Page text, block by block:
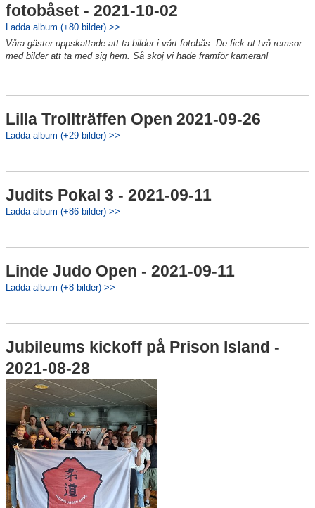
fotobåset - 2021-10-02
Ladda album (+80 bilder) >>
Våra gäster uppskattade att ta bilder i vårt fotobås. De fick ut två remsor
med bilder att ta med sig hem. Så skoj vi hade framför kameran!
Lilla Trollträffen Open 2021-09-26
Ladda album (+29 bilder) >>
Judits Pokal 3 - 2021-09-11
Ladda album (+86 bilder) >>
Linde Judo Open - 2021-09-11
Ladda album (+8 bilder) >>
Jubileums kickoff på Prison Island -
2021-08-28